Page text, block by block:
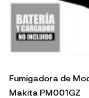
Fumigadora de
Makita PM001GZ